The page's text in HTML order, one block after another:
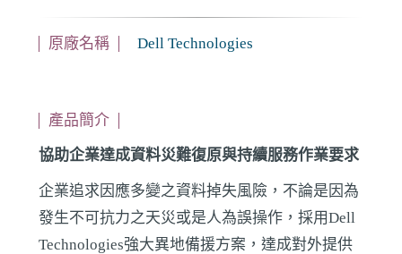
原廠名稱 Dell Technologies
產品簡介
協助企業達成資料災難復原與持續服務作業要求
企業追求因應多變之資料掉失風險，不論是因為
發生不可抗力之天災或是人為誤操作，採用Dell
Technologies強大異地備援方案，達成對外提供